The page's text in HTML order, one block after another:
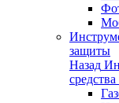
защиты
Назад